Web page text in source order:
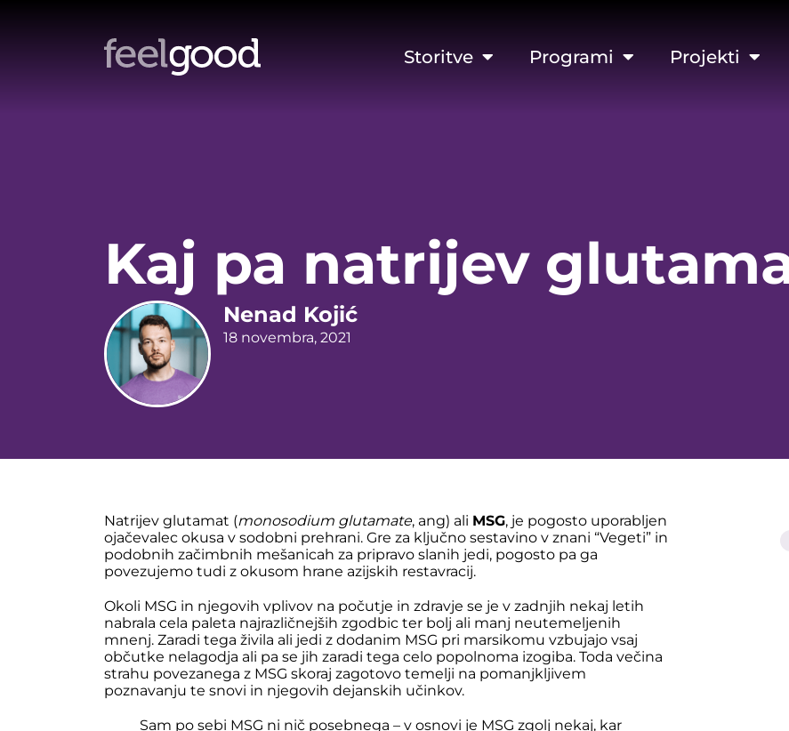
Storitve Programi Projekti
Kaj pa natrijev
Nenad Kojić
18 novembra, 2021
Natrijev glutamat (monosodium glutamate, ang) ali MSG, je pogosto uporabljen
ojačevalec okusa v sodobni prehrani. Gre za ključno sestavino v znani “Vegeti” in
podobnih začimbnih mešanicah za pripravo slanih jedi, pogosto pa ga
povezujemo tudi z okusom hrane azijskih restavracij.
Okoli MSG in njegovih vplivov na počutje in zdravje se je v zadnjih nekaj letih
nabrala cela paleta najrazličnejših zgodbic ter bolj ali manj neutemeljenih
mnenj. Zaradi tega živila ali jedi z dodanim MSG pri marsikomu vzbujajo vsaj
občutke nelagodja ali pa se jih zaradi tega celo popolnoma izogiba. Toda večina
strahu povezanega z MSG skoraj zagotovo temelji na pomanjkljivem
poznavanju te snovi in njegovih dejanskih učinkov.
Sam po sebi MSG ni nič posebnega – v osnovi je MSG zgolj nekaj, kar